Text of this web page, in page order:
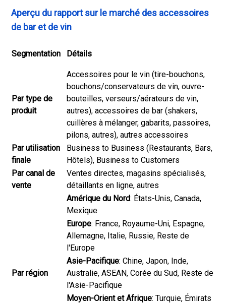
Aperçu du rapport sur le marché des accessoires
de bar et de vin
Segmentation Détails
Par type de
produit
Accessoires pour le vin (tire-bouchons,
bouchons/conservateurs de vin, ouvre-
bouteilles, verseurs/aérateurs de vin,
autres), accessoires de bar (shakers,
cuillères à mélanger, gabarits, passoires,
pilons, autres), autres accessoires
Par utilisation
finale
Business to Business (Restaurants, Bars,
Hôtels), Business to Customers
Par canal de
vente
Ventes directes, magasins spécialisés,
détaillants en ligne, autres
Par région
Amérique du Nord: États-Unis, Canada,
Mexique
Europe: France, Royaume-Uni, Espagne,
Allemagne, Italie, Russie, Reste de
l'Europe
Asie-Pacifique: Chine, Japon, Inde,
Australie, ASEAN, Corée du Sud, Reste de
l'Asie-Pacifique
Moyen-Orient et Afrique: Turquie, Émirats